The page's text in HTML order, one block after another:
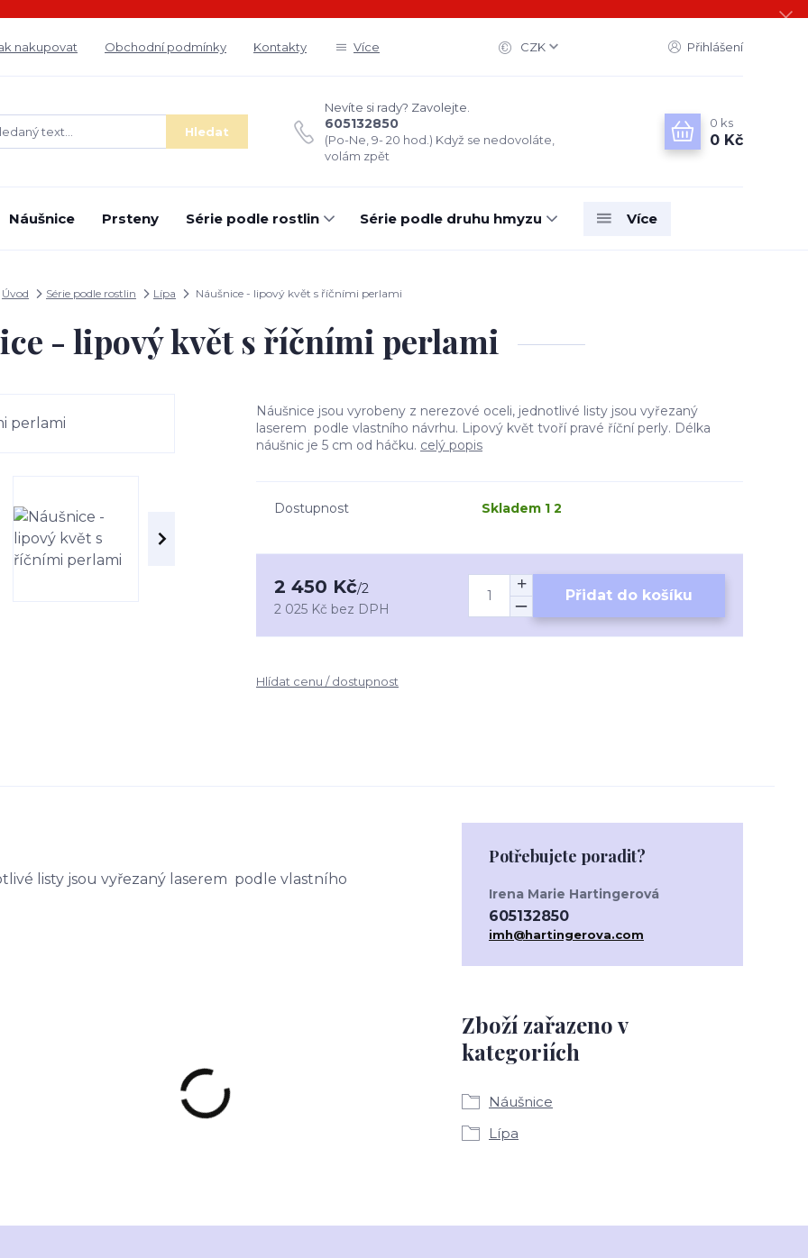
nakupovat Obchodní podmínky Kontakty Více CZK Přihlášení
Hledat
Nevíte si rady? Zavolejte.
605132850
(Po-Ne, 9- 20 hod.) Když se nedovoláte,
volám zpět
0 ks
0 Kč
Náušnice Prsteny Série podle rostlin Série podle druhu hmyzu Více
Úvod Série podle rostlin Lípa Náušnice - lipový květ s říčními perlami
- lipový květ s říčními perlami
Náušnice jsou vyrobeny z nerezové oceli, jednotlivé listy jsou vyřezaný
laserem podle vlastního návrhu. Lipový květ tvoří pravé říční perly. Délka
náušnic je 5 cm od háčku. celý popis
Dostupnost Skladem 1 2
2 450 Kč/2
2 025 Kč bez DPH
Přidat do košíku
Hlídat cenu / dostupnost
listy jsou vyřezaný laserem podle vlastního
Zboží zařazeno v
kategoriích
Náušnice
Lípa
Potřebujete poradit?
Irena Marie Hartingerová
605132850
imh@hartingerova.com